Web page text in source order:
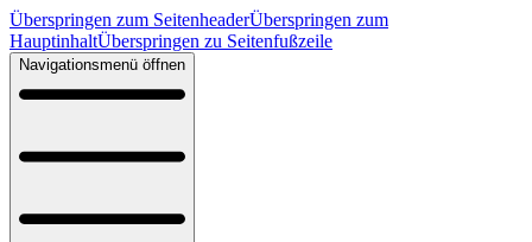
Überspringen zum SeitenheaderÜberspringen zum
HauptinhaltÜberspringen zu Seitenfußzeile
Navigationsmenü öffnen